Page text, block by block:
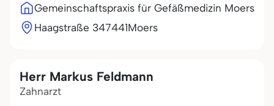
Gemeinschaftspraxis für Gefäßmedizin Moers
Haagstraße 347441Moers
Herr Markus Feldmann
Zahnarzt